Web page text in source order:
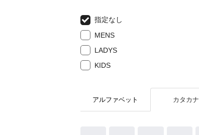
指定なし
MENS
LADYS
KIDS
アルファベット カタカナ